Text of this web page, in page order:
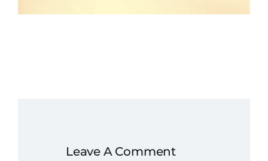
Leave A Comment